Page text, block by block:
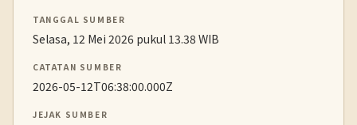
TANGGAL SUMBER
Selasa, 12 Mei 2026 pukul 13.38 WIB
CATATAN SUMBER
2026-05-12T06:38:00.000Z
JEJAK SUMBER